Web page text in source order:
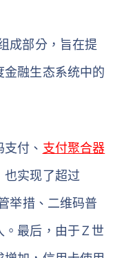
成部分，旨在提
融生态系统中的
付、 支付聚合器
也实现了超过
举措、二维码普
最后，由于 Z 世